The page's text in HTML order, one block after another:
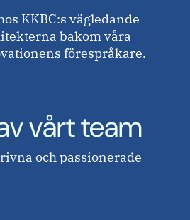
KKBC:s vägledande
bakom våra
förespråkare.
vårt team
och passionerade